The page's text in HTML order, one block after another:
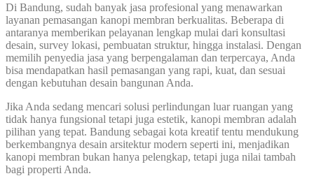
Di Bandung, sudah banyak jasa profesional yang menawarkan
layanan pemasangan kanopi membran berkualitas. Beberapa di
antaranya memberikan pelayanan lengkap mulai dari konsultasi
desain, survey lokasi, pembuatan struktur, hingga instalasi. Dengan
memilih penyedia jasa yang berpengalaman dan terpercaya, Anda
bisa mendapatkan hasil pemasangan yang rapi, kuat, dan sesuai
dengan kebutuhan desain bangunan Anda.
Jika Anda sedang mencari solusi perlindungan luar ruangan yang
tidak hanya fungsional tetapi juga estetik, kanopi membran adalah
pilihan yang tepat. Bandung sebagai kota kreatif tentu mendukung
berkembangnya desain arsitektur modern seperti ini, menjadikan
kanopi membran bukan hanya pelengkap, tetapi juga nilai tambah
bagi properti Anda.